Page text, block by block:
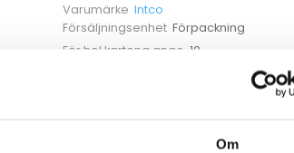
Om
Varumärke Intco
Försäljningsenhet Förpackning
För hel kartong ange 10